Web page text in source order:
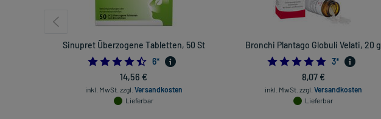
Sinupret Überzogene Tabletten, 50 St
4.5
6*
14,56 €
inkl. MwSt. zzgl. Versandkosten
Lieferbar
Bronchi Plantago Globuli Velati, 20 g
5.0
3*
8,07 €
inkl. MwSt. zzgl. Versandkosten
Lieferbar